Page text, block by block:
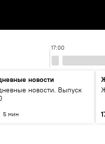
17:00
новости
новости. Выпуск
5 мин